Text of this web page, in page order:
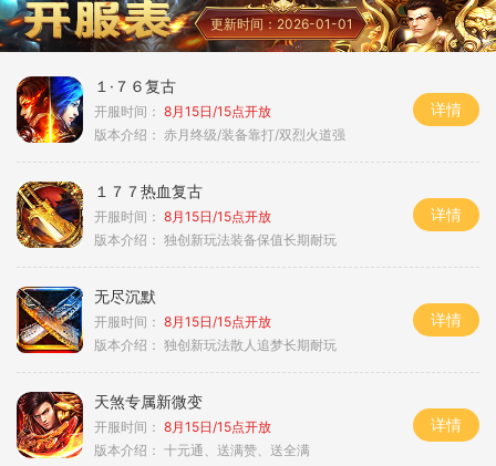
更新时间：2026-01-01
１·７６复古
开服时间： 8月15日/15点开放
版本介绍： 赤月终级/装备靠打/双烈火道强
详情
１７７热血复古
开服时间： 8月15日/15点开放
版本介绍： 独创新玩法装备保值长期耐玩
详情
无尽沉默
开服时间： 8月15日/15点开放
版本介绍： 独创新玩法散人追梦长期耐玩
详情
天煞专属新微变
开服时间： 8月15日/15点开放
版本介绍： 十元通、送满赞、送全满
详情